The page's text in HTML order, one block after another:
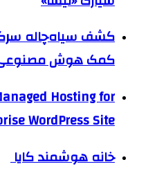
کشف سیاه‌چاله
کمک هوش
Hosting for
WordPress Site
خانه هوشمند کایا